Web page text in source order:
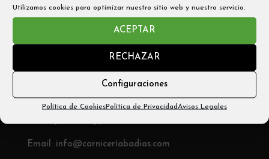
Utilizamos cookies para optimizar nuestro sitio web y nuestro servicio.
ACEPTAR
RECHAZAR
Configuraciones
Política de CookiesPolítica de Privacidad Avisos Legales
CARNICERÍA BADÍAS
C/ San Victorián, 2 , 22330 Aínsa
Telf: 974 50 05 56
Email: info@carniceríabadias.com